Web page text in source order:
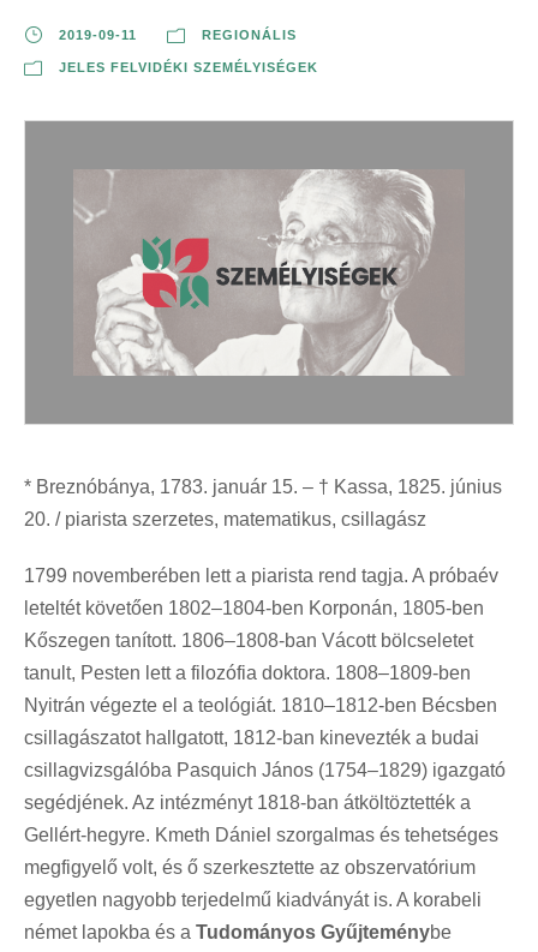
2019-09-11 REGIONÁLIS
JELES FELVIDÉKI SZEMÉLYISÉGEK
* Breznóbánya, 1783. január 15. – † Kassa, 1825. június
20. / piarista szerzetes, matematikus, csillagász
1799 novemberében lett a piarista rend tagja. A próbaév
leteltét követően 1802–1804-ben Korponán, 1805-ben
Kőszegen tanított. 1806–1808-ban Vácott bölcseletet
tanult, Pesten lett a filozófia doktora. 1808–1809-ben
Nyitrán végezte el a teológiát. 1810–1812-ben Bécsben
csillagászatot hallgatott, 1812-ban kinevezték a budai
csillagvizsgálóba Pasquich János (1754–1829) igazgató
segédjének. Az intézményt 1818-ban átköltöztették a
Gellért-hegyre. Kmeth Dániel szorgalmas és tehetséges
megfigyelő volt, és ő szerkesztette az obszervatórium
egyetlen nagyobb terjedelmű kiadványát is. A korabeli
német lapokba és a Tudományos Gyűjteménybe